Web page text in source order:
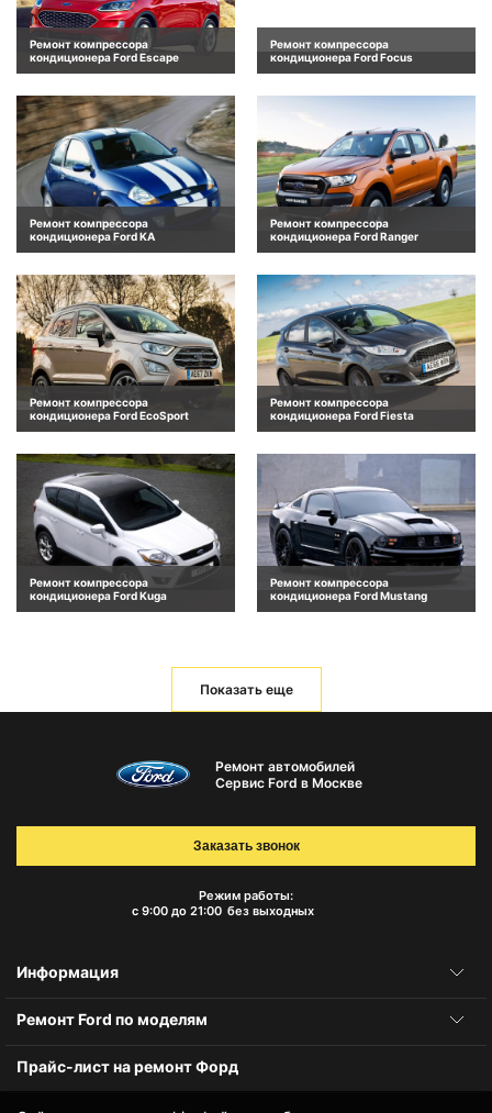
Ремонт компрессора
кондиционера Ford Escape
Ремонт компрессора
кондиционера Ford Focus
Ремонт компрессора
кондиционера Ford KA
Ремонт компрессора
кондиционера Ford Ranger
Ремонт компрессора
кондиционера Ford EcoSport
Ремонт компрессора
кондиционера Ford Fiesta
Ремонт компрессора
кондиционера Ford Kuga
Ремонт компрессора
кондиционера Ford Mustang
Показать еще
Ремонт автомобилей
Сервис Ford в Москве
Режим работы:
с 9:00 до 21:00 без выходных
Заказать звонок
Информация
Ремонт Ford по моделям
Прайс-лист на ремонт Форд